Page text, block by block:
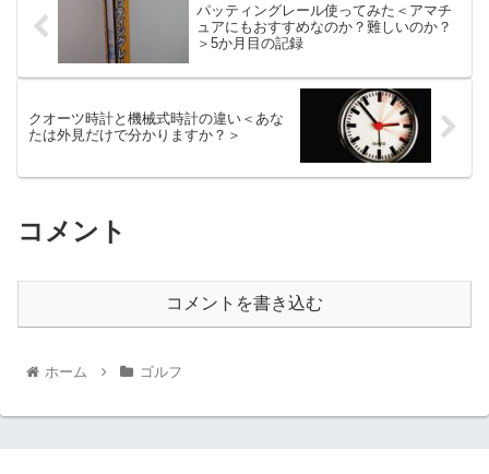
パッティングレール使ってみた＜アマチ
ュアにもおすすめなのか？難しいのか？
＞5か月目の記録
クオーツ時計と機械式時計の違い＜あな
たは外見だけで分かりますか？＞
コメント
コメントを書き込む
ホーム ゴルフ